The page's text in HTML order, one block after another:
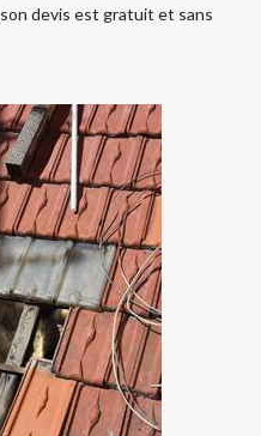
devis est gratuit et sans